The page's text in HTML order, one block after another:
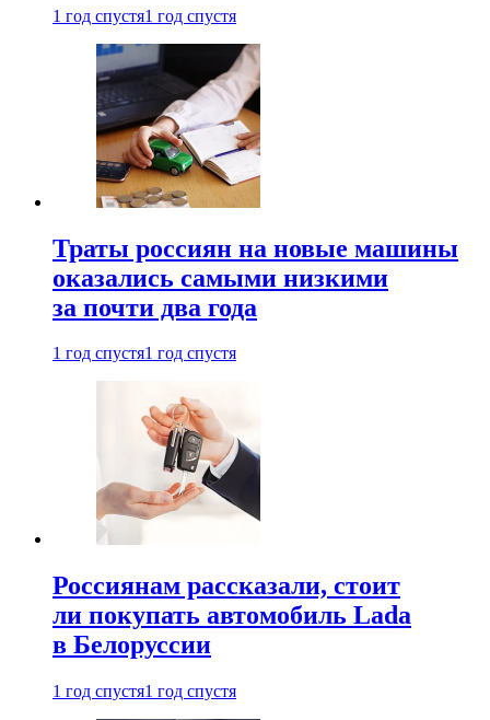
1 год спустя1 год спустя
Траты россиян на новые машины
оказались самыми низкими
за почти два года
1 год спустя1 год спустя
Россиянам рассказали, стоит
ли покупать автомобиль Lada
в Белоруссии
1 год спустя1 год спустя